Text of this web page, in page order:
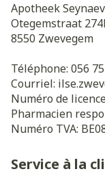
Apotheek
Otegemstraat
8550 Zwevegem
Téléphone: 056
Courriel:
Numéro de
Pharmacien
Numéro TVA:
Service à la